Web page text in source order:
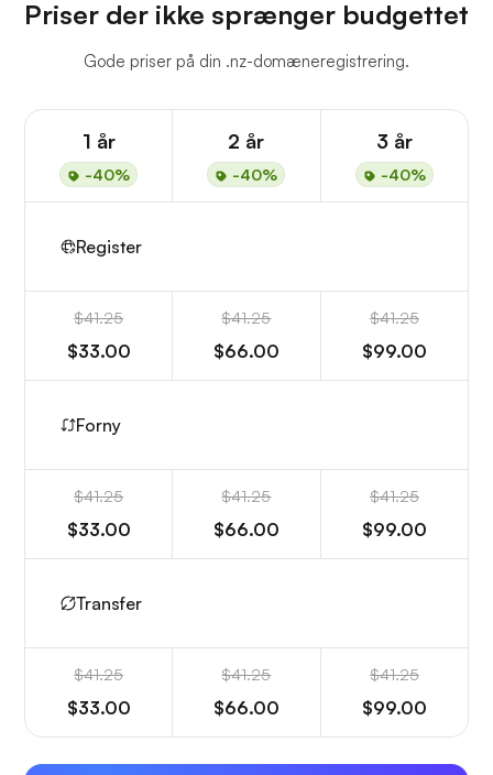
Priser der ikke sprænger budgettet
Gode priser på din .nz-domæneregistrering.
1 år
-40%
2 år
-40%
3 år
-40%
Register
$41.25
$33.00
$41.25
$66.00
$41.25
$99.00
Forny
$41.25
$33.00
$41.25
$66.00
$41.25
$99.00
Transfer
$41.25
$33.00
$41.25
$66.00
$41.25
$99.00